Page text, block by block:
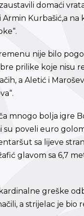
domaći
Kurbašić,a na
nije bilo
prilike koje nisu
a Aletić i
mnogo bolja igre
su poveli euro
sa lijeve
glavom sa 6,7
greške
a strijelac je bio